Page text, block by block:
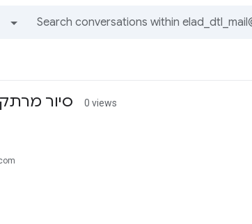
סיור 0 views